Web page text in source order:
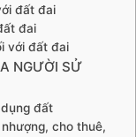
đất đai
đai
với đất đai
NGƯỜI SỬ
đất
cho thuê,